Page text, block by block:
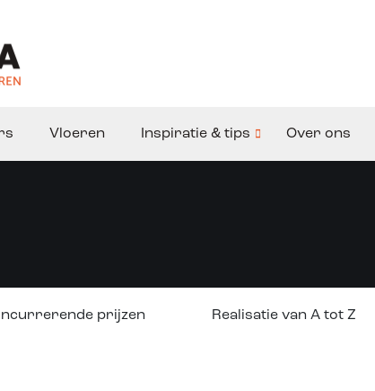
Vloeren Inspiratie & tips Over ons
prijzen Realisatie van A tot Z